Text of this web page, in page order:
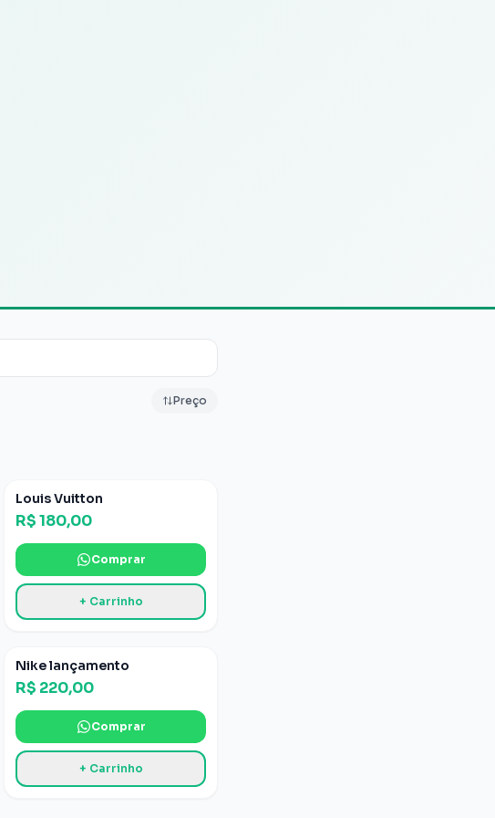
Preço
Louis Vuitton
R$ 180,00
Comprar
+ Carrinho
Nike lançamento
R$ 220,00
Comprar
+ Carrinho